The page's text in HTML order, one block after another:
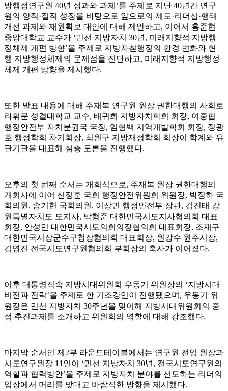
방행정연구원 40년 성과와 과제 ’를 주제로 지난 40년간 연구
원의 양적·질적 성장을 바탕으로 앞으로의 제도·리더십·행태
개선 과제와 재원확보 대안에 대해 제안하고, 이어서 홍준현
중앙대학교 교수가 ‘민선 지방자치 30년 , 미래지향적 지방행
정체제 개편 방향’을 주제로 지방자칟행정의 환경 변화와 현
행 지방행정체제의 문제점을 진단하고, 미래지향적 지방행정
체제 개편 방향을 제시했다.
또한 발표 내용에 대해 주재복 연구원 원장 권한대행의 사회로
라휘문 성결대학교 교수, 배귀희 지방자치학회 회장, 여중협
행정안전부 자치분권국 국장, 임형백 지역개발학회 회장, 정광
호 행정학회 차기회장, 최원구 지방재정학회 회장이 학계와 유
관기관을 대표해 심층 토론을 진행했다.
오후의 첫 번째 순서는 개회식으로, 주재복 원장 권한대행의
개회사에 이어 신정훈 국회 행정안전위원회 위원장, 박정하 국
회의원 , 송기헌 국회의원 , 이상민 행정안전부 장관, 김진태 강
원특별자치도 도지사, 박형준 대한민국시도지사협의회 대표
회장, 안성민 대한민국시도의회의장협의회 대표회장, 조재구
대한민국시장군수구청장협의회 대표회장, 원강수 원주시장,
김영진 전국시도연구원협의회 부회장의 축사가 이어졌다.
이후 대통령직속 지방시대위원회 우동기 위원장의 ‘지방시대
비전과 전략’을 주제로 한 기조강연이 진행됐으며 , 우동기 위
원장은 민선 지방자치 30주년을 맞이해 지방시대위원회의 중
점 추진과제를 소개하고 위원회의 역할에 대해 강조했다.
마지막 순서인 제 2부 라운드테이블에서는 연구원 전임 원장과
시도연구원장 11 인이 ‘민선 지방자치 30년 , 전국시도연구원의
역할과 협력방안’을 주제로 지방자치 분야를 선도하는 리더의
입장에서 머리를 맞대고 바람직한 방향을 제시했다.